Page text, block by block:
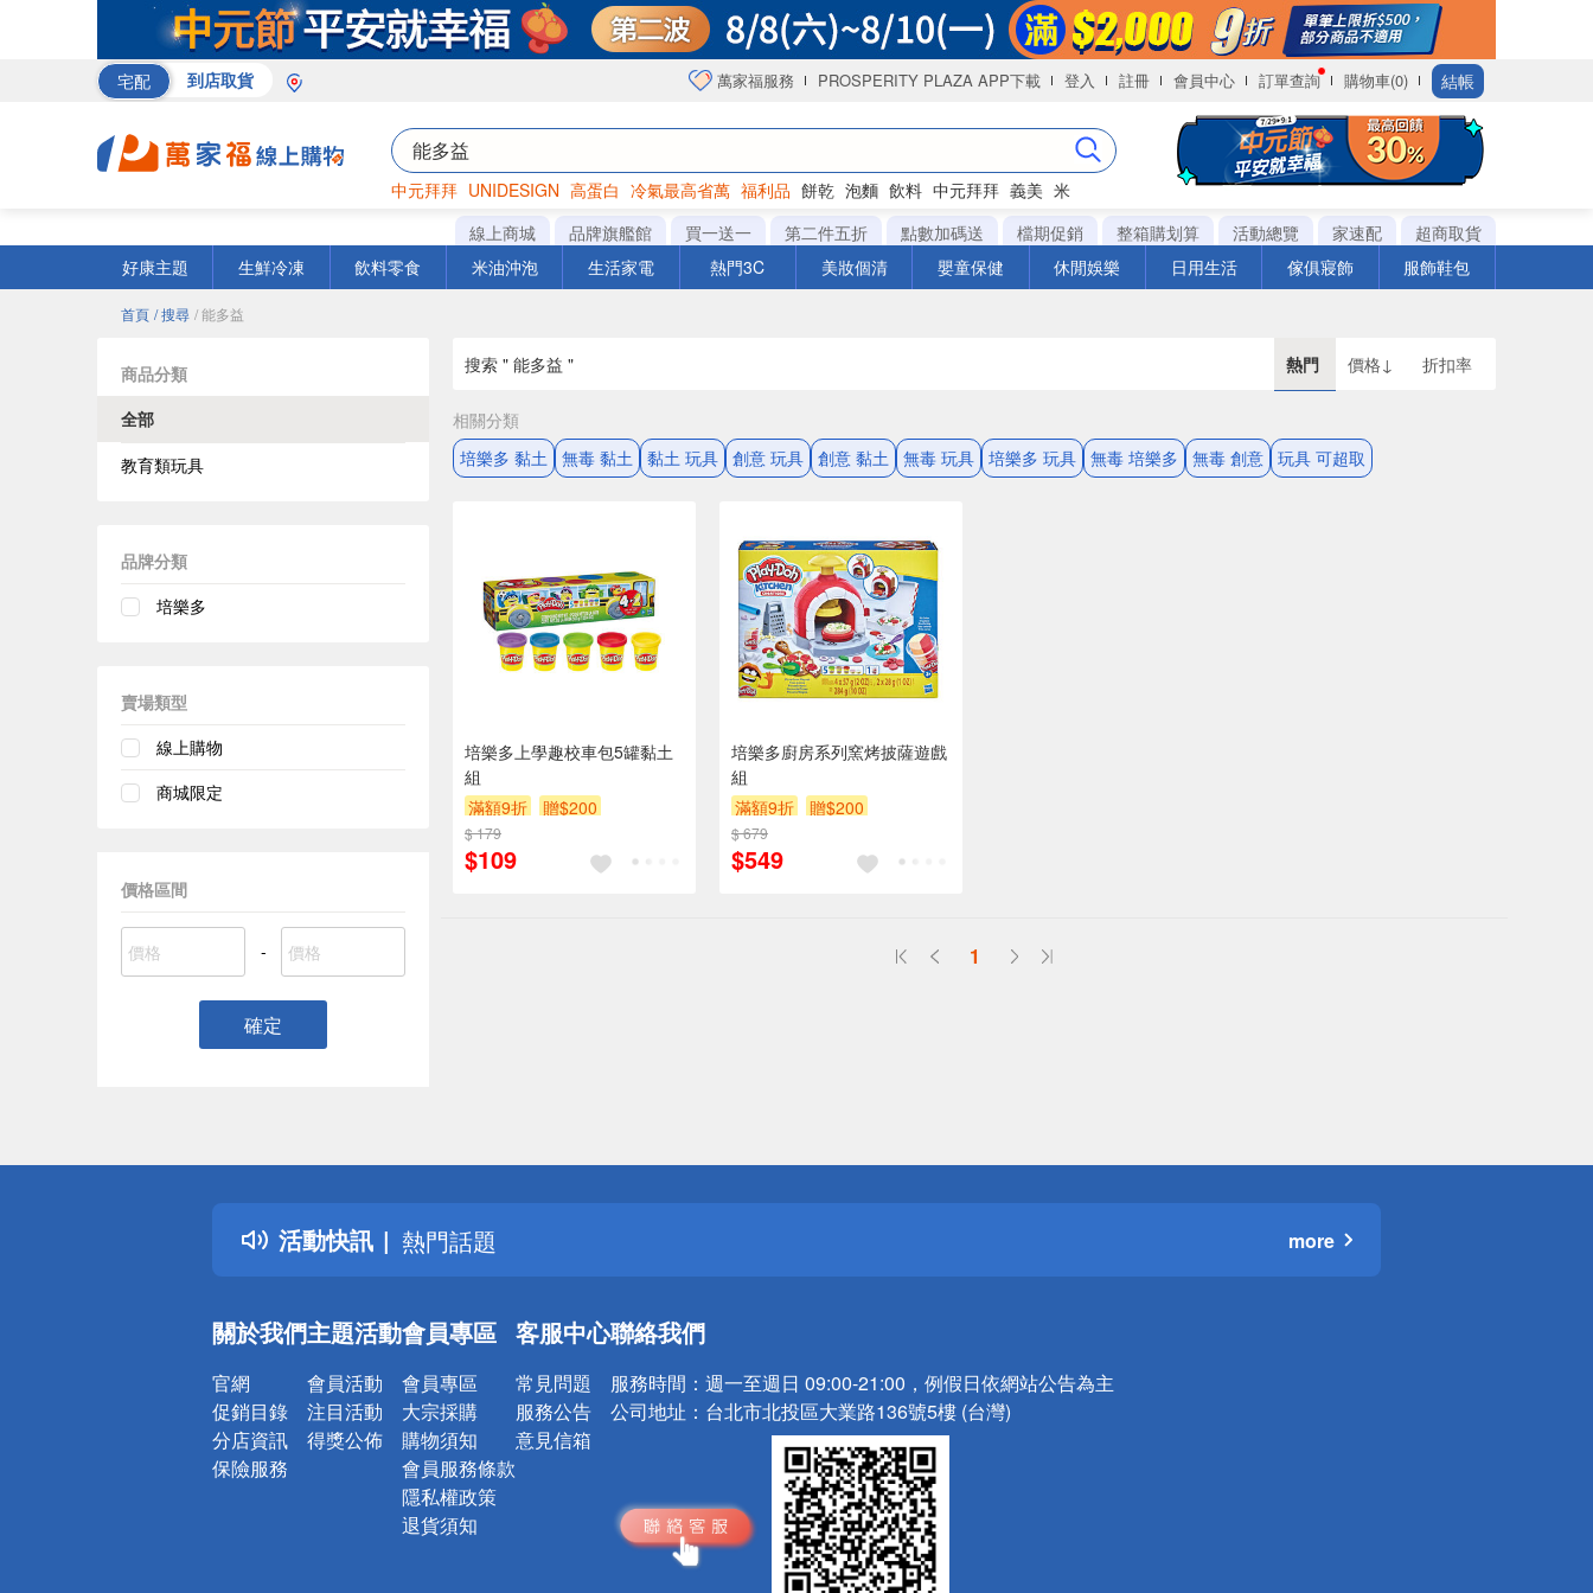
宅配 到店取貨 萬家福服務 PROSPERITY PLAZA APP下載 登入 註冊 會員中心 訂單查詢 購物車(0) 結帳
中元拜拜 UNIDESIGN 高蛋白 冷氣最高省萬 福利品 餅乾 泡麵 飲料 中元拜拜 義美 米
罐頭 海苔 洋芋片
線上商城 品牌旗艦館 買一送一 第二件五折 點數加碼送 檔期促銷 整箱購划算 活動總覽 家速配
超商取貨
好康主題
生鮮冷凍 飲料零食 米油沖泡 生活家電 熱門3C 美妝個清 嬰童保健 休閒娛樂 日用生活 傢俱寢飾 服飾鞋包
首頁 / 搜尋 / 能多益
商品分類
全部
教育類玩具
品牌分類
培樂多
賣場類型
線上購物
商城限定
價格區間
-
確定
搜索 " 能多益 " 熱門 價格↓ 折扣率
相關分類
培樂多 黏土 無毒 黏土 黏土 玩具 創意 玩具 創意 黏土 無毒 玩具 培樂多 玩具 無毒 培樂多 無毒 創意 玩具 可超取
培樂多上學趣校車包5罐黏土
組
滿額9折
贈$200
$ 179
$109
培樂多廚房系列窯烤披薩遊戲
組
滿額9折
贈$200
$ 679
$549
1
活動快訊
詐騙網頁！請小心！
得獎公告
熱門話題
銀行優惠
詐騙網頁！請小心！
more
關於我們
官網
促銷目錄
分店資訊
保險服務
主題活動
會員活動
注目活動
得獎公佈
會員專區
會員專區
大宗採購
購物須知
會員服務條款
隱私權政策
退貨須知
客服中心
常見問題
服務公告
意見信箱
聯絡我們
服務時間： 週一至週日 09:00-21:00，例假日依網站公告為主
公司地址： 台北市北投區大業路136號5樓 (台灣)